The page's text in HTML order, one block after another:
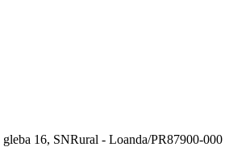
16, SNRural - Loanda/PR87900-000